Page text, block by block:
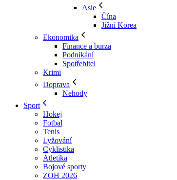
Asie
Čína
Jižní Korea
Ekonomika
Finance a burza
Podnikání
Spotřebitel
Krimi
Doprava
Nehody
Sport
Hokej
Fotbal
Tenis
Lyžování
Cyklistika
Atletika
Bojové sporty
ZOH 2026